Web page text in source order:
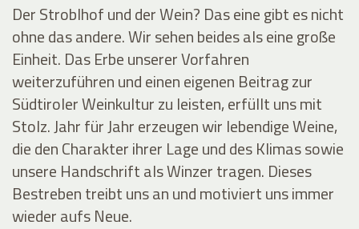
Der Stroblhof und der Wein? Das eine gibt es nicht
ohne das andere. Wir sehen beides als eine große
Einheit. Das Erbe unserer Vorfahren
weiterzuführen und einen eigenen Beitrag zur
Südtiroler Weinkultur zu leisten, erfüllt uns mit
Stolz. Jahr für Jahr erzeugen wir lebendige Weine,
die den Charakter ihrer Lage und des Klimas sowie
unsere Handschrift als Winzer tragen. Dieses
Bestreben treibt uns an und motiviert uns immer
wieder aufs Neue.